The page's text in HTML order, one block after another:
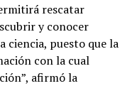
rescatar
y conocer
ciencia, puesto que la
con la cual
afirmó la